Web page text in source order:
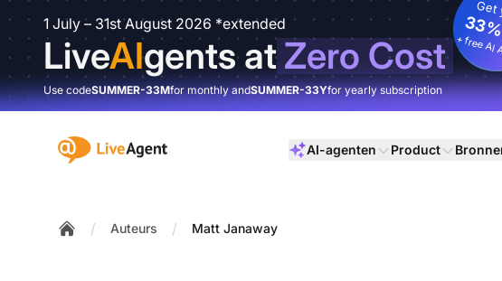
1 July – 31st August 2026 *extended
LiveAIgents atZero Cost + free AI
Use codeSUMMER-33Mfor monthly andSUMMER-33Yfor yearly subscription
:site.title AI-agenten Product
/ Auteurs / Matt Janaway